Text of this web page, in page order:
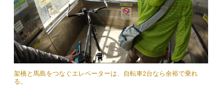
架橋と馬島をつなぐエレベーターは、自転車2台なら余裕で乗れ
る。